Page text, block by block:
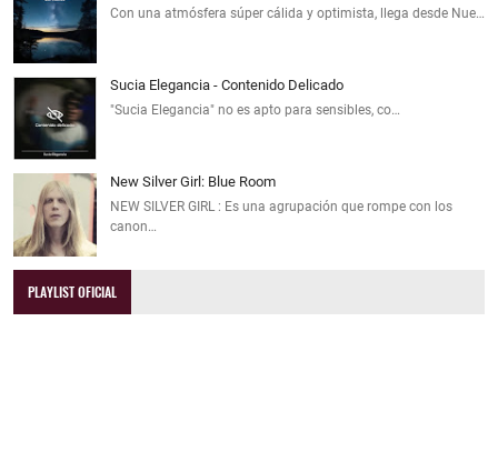
Con una atmósfera súper cálida y optimista, llega desde Nue…
Sucia Elegancia - Contenido Delicado
"Sucia Elegancia" no es apto para sensibles, co…
New Silver Girl: Blue Room
NEW SILVER GIRL : Es una agrupación que rompe con los
canon…
PLAYLIST OFICIAL